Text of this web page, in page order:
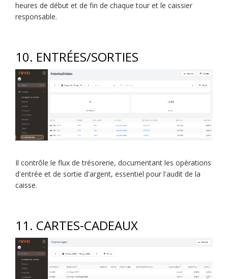
heures de début et de fin de chaque tour et le caissier
responsable.
10. ENTRÉES/SORTIES
Il contrôle le flux de trésorerie, documentant les opérations
d'entrée et de sortie d'argent, essentiel pour l'audit de la
caisse.
11. CARTES-CADEAUX